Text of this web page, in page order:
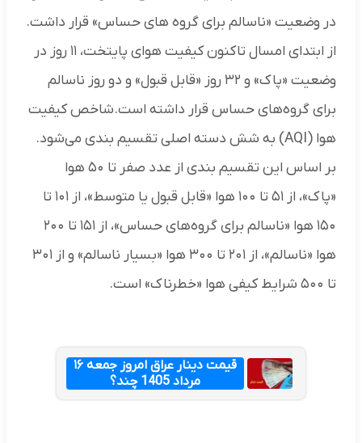
در وضعیت «ناسالم برای گروه های حساس» قرار داشت.
از ابتدای امسال تاکنون کیفیت هوای پایتخت‌، ۱۱ روز در
وضعیت «پاک» و ۳۲ روز «قابل قبول» و دو روز ناسالم
برای گروه‌های حساس قرار داشته است.شاخص کیفیت
هوا (AQI) به شش دسته اصلی تقسیم ‌بندی می‌شود.
بر اساس این تقسیم ‌بندی از عدد صفر تا ۵۰ هوا
«پاک»، از ۵۱ تا ۱۰۰ هوا «قابل قبول یا متوسط»، از ۱۰۱ تا
۱۵۰ هوا «ناسالم برای گروه‌های حساس»، از ۱۵۱ تا ۲۰۰
هوا «ناسالم»، از ۲۰۱ تا ۳۰۰ هوا «بسیار ناسالم» و از ۳۰۱
تا ۵۰۰ شرایط کیفی هوا «خطرناک» است.
قیمت دینار عراق امروز جمعه ۱۶
مرداد 1405 چند؟